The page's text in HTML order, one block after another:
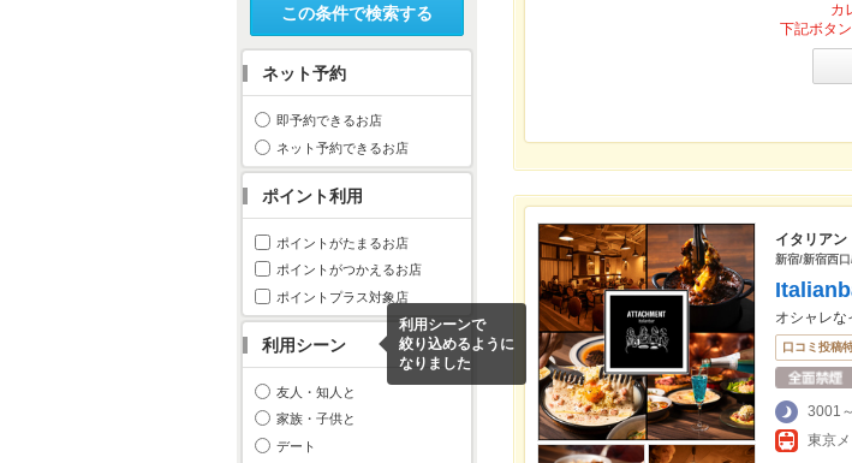
この条件で検索する
ネット予約
即予約できるお店
ネット予約できるお店
ポイント利用
ポイントがたまるお店
ポイントがつかえるお店
ポイントプラス対象店
利用シーン
利用シーンで
絞り込めるように
なりました
友人・知人と
家族・子供と
デート
カ
下記ボタ
イタリアン
新宿/新宿西
オシャレな
口コミ投稿
3001